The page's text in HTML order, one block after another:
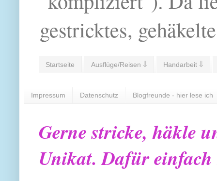
gestricktes,
Startseite Ausflüge/Reisen ⇓ Handarbeit ⇓
Impressum Datenschutz Blogfreunde - hier lese ich
Gerne stricke, häkle
Unikat. Dafür